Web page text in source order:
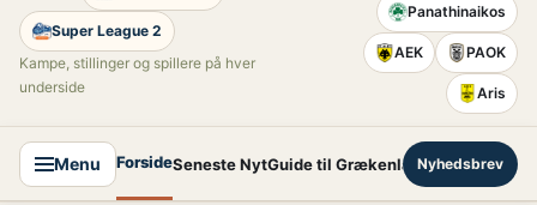
Super League 2
Kampe, stillinger og spillere på hver
underside
Panathinaikos
AEK PAOK
Aris
Menu ForsideSeneste NytGuide til GrækenlandSuper League
Nyhedsbrev